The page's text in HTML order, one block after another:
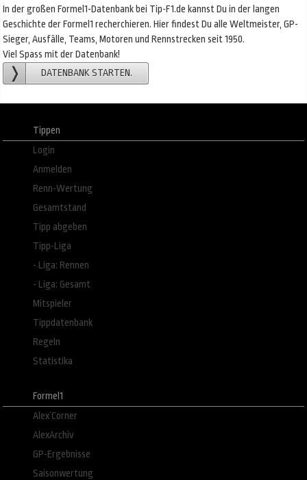
In der großen Formel1-Datenbank bei Tip-F1.de kannst Du in der langen
Geschichte der Formel1 recherchieren. Hier findest Du alle Weltmeister, GP-
Sieger, Ausfälle, Teams, Motoren und Rennstrecken seit 1950.
Viel Spass mit der Datenbank!
DATENBANK STARTEN.
Tippen
Login
Anmelden
Renn-Wertung
Gesamtstand
Tipp abgeben
Tipp-Liga
- Liga: Rennen
- Liga: Gesamt
Mitspieler
Tippdatenbank
Regeln
Statistika
Formel1
Alex´Corner
AlexArchiv
GP-Ergebnisse
Saisonwertung